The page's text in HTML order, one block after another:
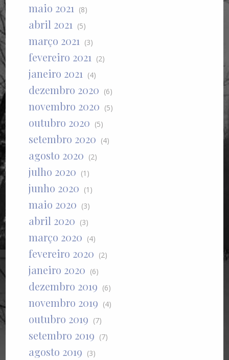
maio 2021 (8)
abril 2021 (5)
março 2021 (3)
fevereiro 2021 (2)
janeiro 2021 (4)
dezembro 2020 (6)
novembro 2020 (5)
outubro 2020 (5)
setembro 2020 (4)
agosto 2020 (2)
julho 2020 (1)
junho 2020 (1)
maio 2020 (3)
abril 2020 (3)
março 2020 (4)
fevereiro 2020 (2)
janeiro 2020 (6)
dezembro 2019 (6)
novembro 2019 (4)
outubro 2019 (7)
setembro 2019 (7)
agosto 2019 (3)